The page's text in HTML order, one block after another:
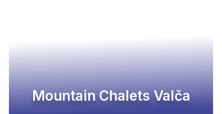
Mountain Chalets Valča